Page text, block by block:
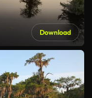
Download